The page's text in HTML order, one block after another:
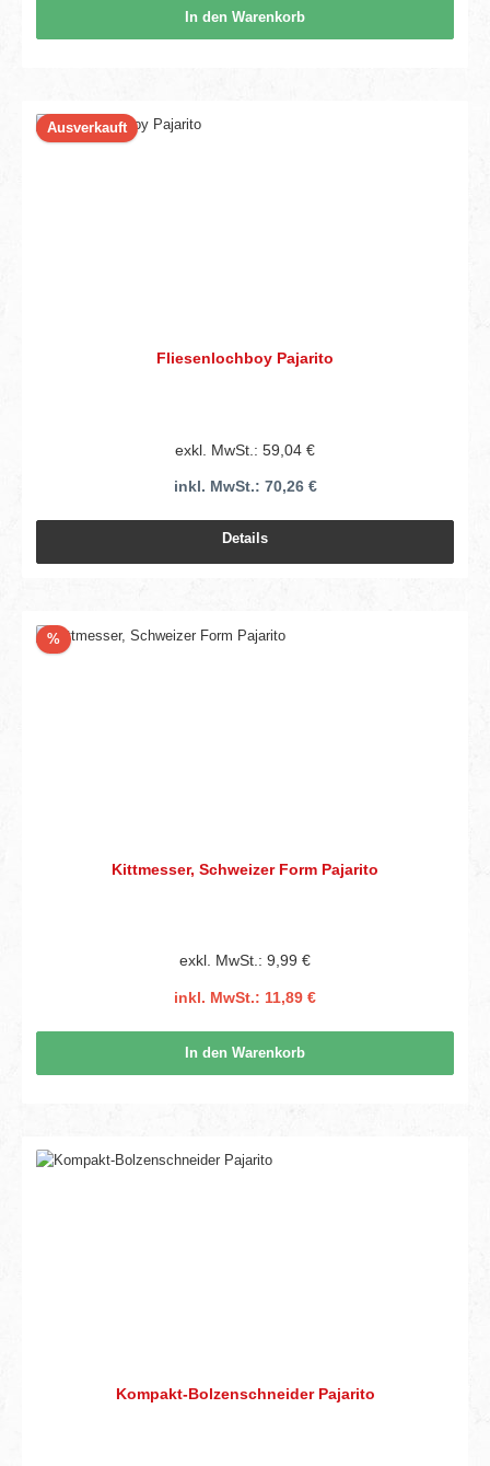
In den Warenkorb
Ausverkauft
Fliesenlochboy Pajarito
exkl. MwSt.: 59,04 €
inkl. MwSt.: 70,26 €
Details
%Rabatt
Kittmesser, Schweizer Form Pajarito
exkl. MwSt.: 9,99 €
inkl. MwSt.: 11,89 €
In den Warenkorb
Kompakt-Bolzenschneider Pajarito